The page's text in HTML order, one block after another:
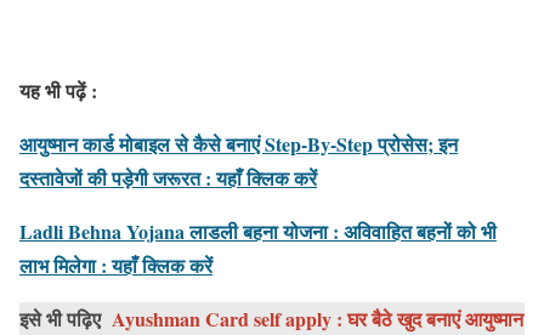
यह भी पढ़ें :
आयुष्मान कार्ड मोबाइल से कैसे बनाएं Step-By-Step प्रोसेस; इन
दस्तावेजों की पड़ेगी जरूरत : यहाँ क्लिक करें
Ladli Behna Yojana लाडली बहना योजना : अविवाहित बहनों को भी
लाभ मिलेगा : यहाँ क्लिक करें
इसे भी पढ़िए Ayushman Card self apply : घर बैठे खुद बनाएं आयुष्मान